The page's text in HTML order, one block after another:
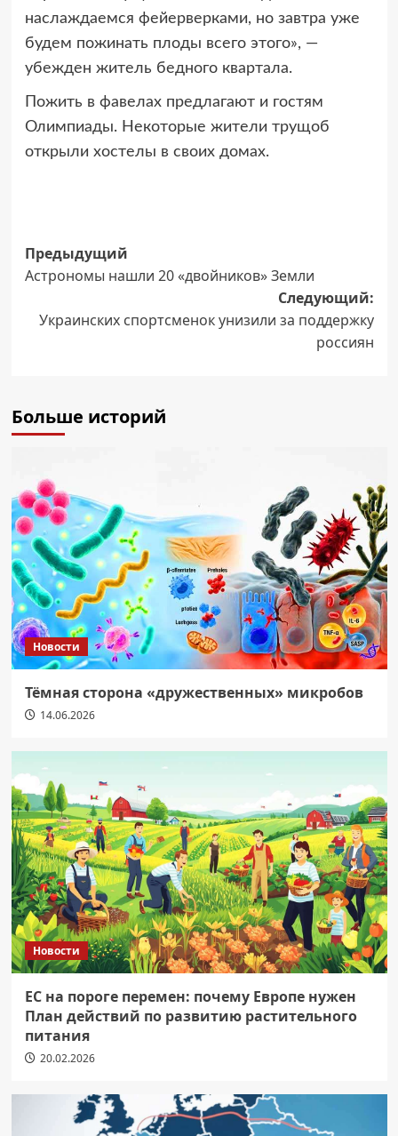
наслаждаемся фейерверками, но завтра уже
будем пожинать плоды всего этого», —
убежден житель бедного квартала.
Пожить в фавелах предлагают и гостям
Олимпиады. Некоторые жители трущоб
открыли хостелы в своих домах.
Навигация
записи
Предыдущий
Астрономы нашли 20 «двойников» Земли
Следующий:
Украинских спортсменок унизили за поддержку
россиян
Больше историй
Новости
Тёмная сторона «дружественных» микробов
14.06.2026
Новости
ЕС на пороге перемен: почему Европе нужен
План действий по развитию растительного
питания
20.02.2026